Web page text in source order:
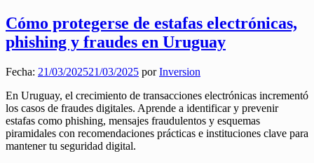
Cómo protegerse de estafas electrónicas,
phishing y fraudes en Uruguay
Fecha: 21/03/202521/03/2025 porInversion
En Uruguay, el crecimiento de transacciones electrónicas incrementó
los casos de fraudes digitales. Aprende a identificar y prevenir
estafas como phishing, mensajes fraudulentos y esquemas
piramidales con recomendaciones prácticas e instituciones clave para
mantener tu seguridad digital.